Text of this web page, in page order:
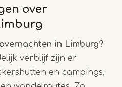
over
in Limburg?
verblijf zijn er
en campings,